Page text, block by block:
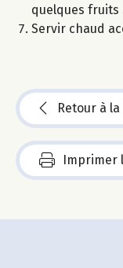
quelques fruits
Servir chaud
Retour à
Imprimer